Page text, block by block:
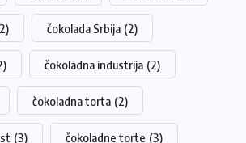
čokolada Srbija (2)
čokoladna industrija (2)
čokoladna torta (2)
(3) čokoladne torte (3)